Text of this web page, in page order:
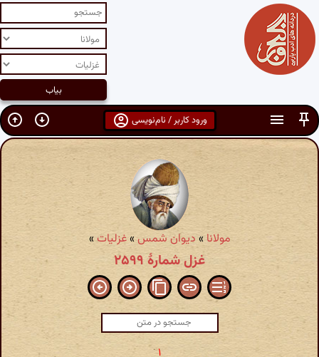
ورود کاربر / نام‌نویسی
مولانا » دیوان شمس»غزلیات »
غزل شمارهٔ ۲۵۹۹